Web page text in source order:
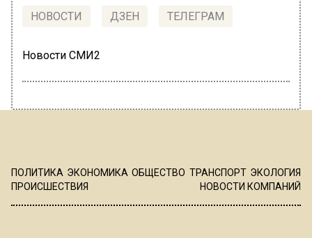
НОВОСТИ ДЗЕН ТЕЛЕГРАМ
Новости СМИ2
ПОЛИТИКА ЭКОНОМИКА ОБЩЕСТВО ТРАНСПОРТ ЭКОЛОГИЯ
ПРОИСШЕСТВИЯ
НОВОСТИ КОМПАНИЙ